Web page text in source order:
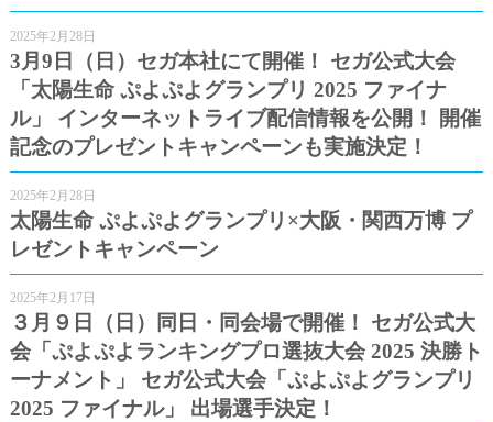
2025年2月28日
3月9日（日）セガ本社にて開催！ セガ公式大会
「太陽生命 ぷよぷよグランプリ 2025 ファイナ
ル」 インターネットライブ配信情報を公開！ 開催
記念のプレゼントキャンペーンも実施決定！
2025年2月28日
太陽生命 ぷよぷよグランプリ×大阪・関西万博 プ
レゼントキャンペーン
2025年2月17日
３月９日（日）同日・同会場で開催！ セガ公式大
会「ぷよぷよランキングプロ選抜大会 2025 決勝ト
ーナメント」 セガ公式大会「ぷよぷよグランプリ
2025 ファイナル」 出場選手決定！